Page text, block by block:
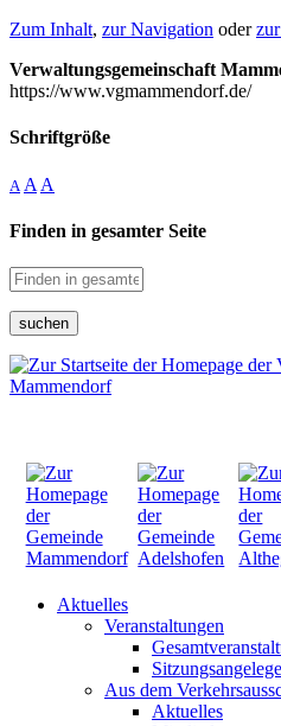
Zum Inhalt, zur Navigation oder
Verwaltungsgemeinschaft
https://www.vgmammendorf.de/
Schriftgröße
A A A
Finden in gesamter Seite
suchen
Aktuelles
Veranstaltungen
Aus dem
Aktuelles